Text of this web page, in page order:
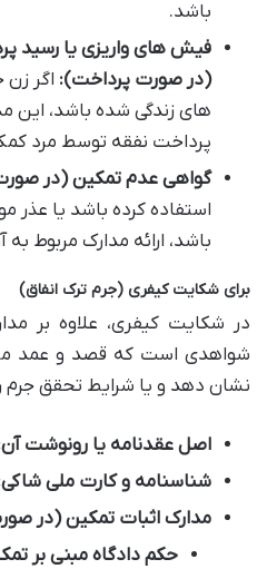
باشد.
فیش های واریزی یا رسید
(در صورت پرداخت): اگر
های زندگی شده باشد، این
پرداخت نفقه توسط مرد
گواهی عدم تمکین (در
استفاده کرده باشد یا عذر
باشد، ارائه مدارک مربوط به
برای شکایت کیفری (جرم ترک انفاق)
در شکایت کیفری، علاوه بر
شواهدی است که قصد و عمد
نشان دهد و یا شرایط تحقق جرم
اصل عقدنامه یا رونوشت
شناسنامه و کارت ملی
مدارک اثبات تمکین (در
حکم دادگاه مبنی بر